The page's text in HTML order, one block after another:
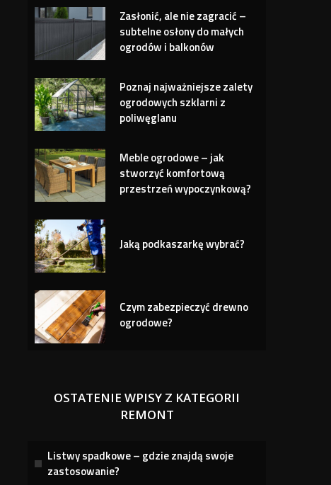
Zasłonić, ale nie zagracić –
subtelne osłony do małych
ogrodów i balkonów
Poznaj najważniejsze zalety
ogrodowych szklarni z
poliwęglanu
Meble ogrodowe – jak
stworzyć komfortową
przestrzeń wypoczynkową?
Jaką podkaszarkę wybrać?
Czym zabezpieczyć drewno
ogrodowe?
OSTATENIE WPISY Z KATEGORII
REMONT
Listwy spadkowe – gdzie znajdą swoje
zastosowanie?